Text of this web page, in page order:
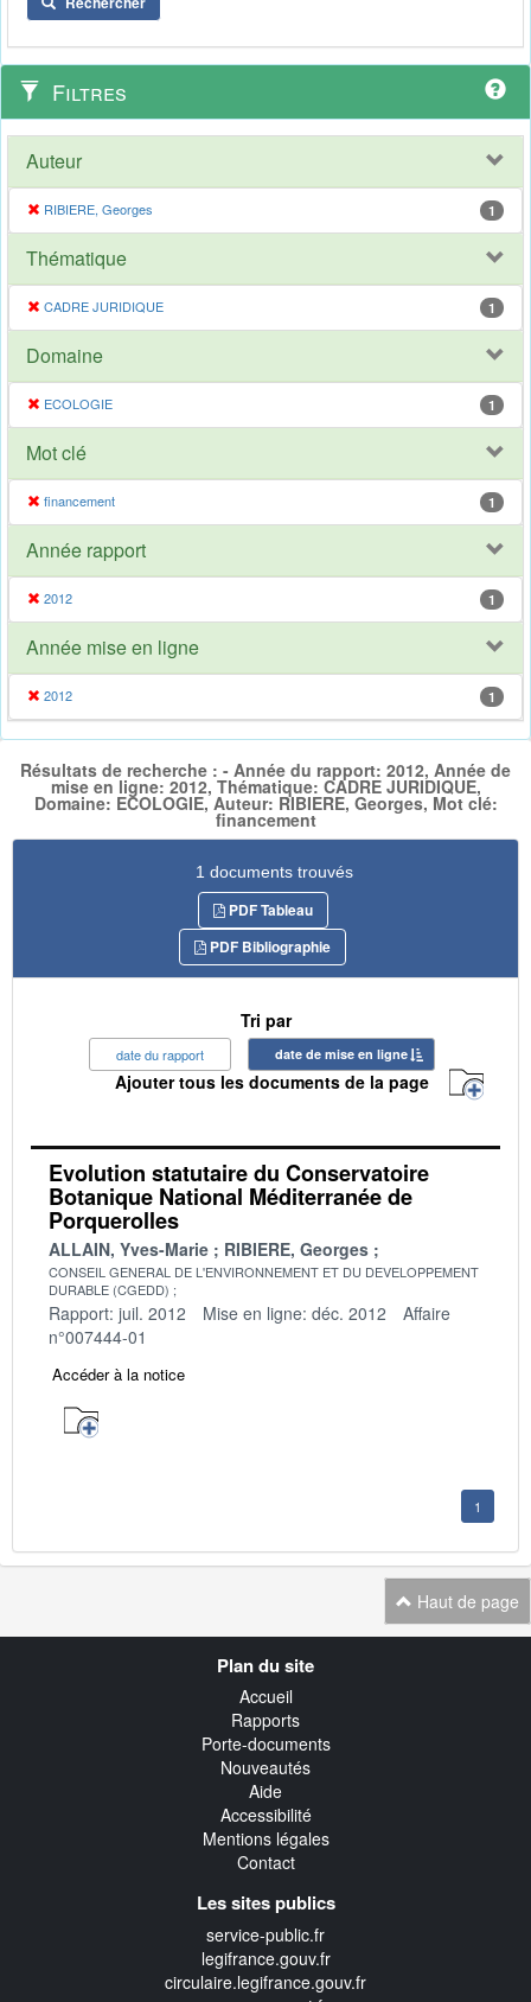
Filtres
Auteur
RIBIERE, Georges 1
Thématique
CADRE JURIDIQUE 1
Domaine
ECOLOGIE 1
Mot clé
financement 1
Année rapport
2012 1
Année mise en ligne
2012 1
Résultats de recherche : - Année du rapport: 2012, Année de
mise en ligne: 2012, Thématique: CADRE JURIDIQUE,
Domaine: ECOLOGIE, Auteur: RIBIERE, Georges, Mot clé:
financement
1 documents trouvés
PDF Tableau
PDF Bibliographie
Tri par
date du rapport date de mise en ligne
Ajouter tous les documents de la page
Evolution statutaire du Conservatoire
Botanique National Méditerranée de
Porquerolles
ALLAIN, Yves-Marie RIBIERE, Georges
CONSEIL GENERAL DE L'ENVIRONNEMENT ET DU DEVELOPPEMENT
DURABLE (CGEDD)
Rapport: juil. 2012 Mise en ligne: déc. 2012
Affaire
n°007444-01
Accéder à la notice
1
Haut de page
Plan du site
Accueil
Rapports
Porte-documents
Nouveautés
Aide
Accessibilité
Mentions légales
Contact
Les sites publics
service-public.fr
legifrance.gouv.fr
circulaire.legifrance.gouv.fr